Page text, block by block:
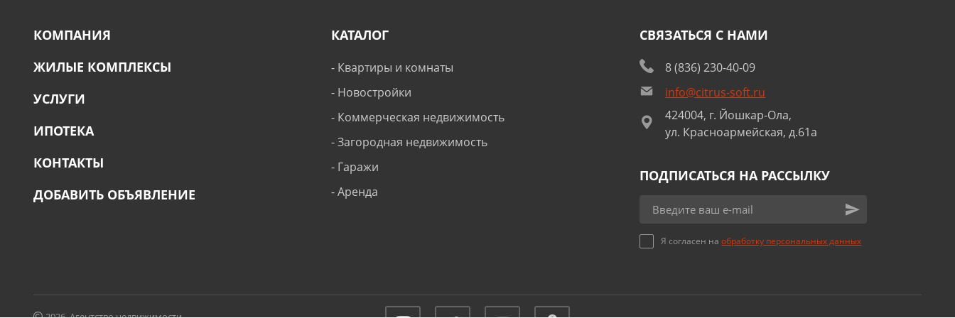
КОМПАНИЯ
ЖИЛЫЕ КОМПЛЕКСЫ
УСЛУГИ
ИПОТЕКА
КОНТАКТЫ
ДОБАВИТЬ ОБЪЯВЛЕНИЕ
КАТАЛОГ
- Квартиры и комнаты
- Новостройки
- Коммерческая недвижимость
-Загородная недвижимость
- Гаражи
-Аренда
СВЯЗАТЬСЯ С НАМИ
8 (836) 230-40-09
info@citrus-soft.ru
424004, г. Йошкар-Ола,
ул. Красноармейская, д.61а
ПОДПИСАТЬСЯ НА РАССЫЛКУ
Я согласен наобработку персональных данных